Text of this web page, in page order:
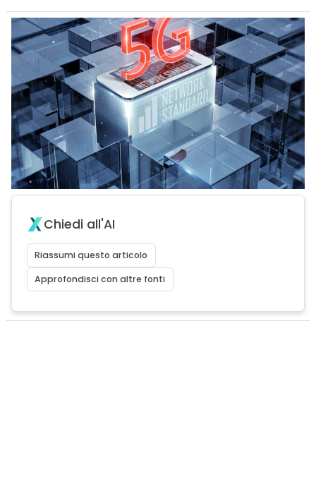
Chiedi all'AI
Riassumi questo articolo
Approfondisci con altre fonti